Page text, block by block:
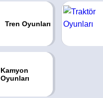
Tren Oyunları
Kamyon
Oyunları